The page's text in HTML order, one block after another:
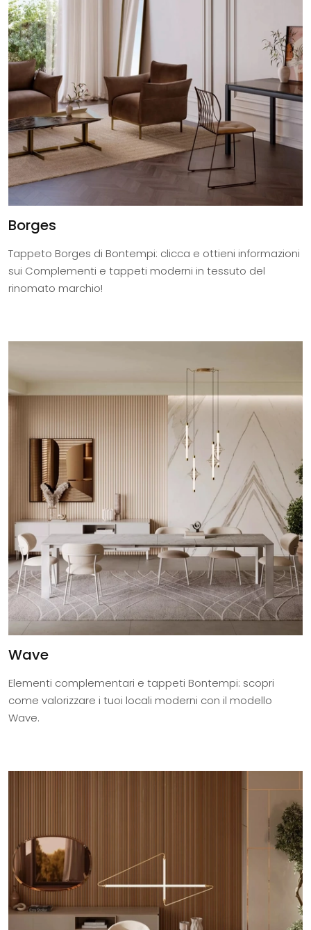
Borges
Tappeto Borges di Bontempi: clicca e ottieni informazioni
sui Complementi e tappeti moderni in tessuto del
rinomato marchio!
Wave
Elementi complementari e tappeti Bontempi: scopri
come valorizzare i tuoi locali moderni con il modello
Wave.